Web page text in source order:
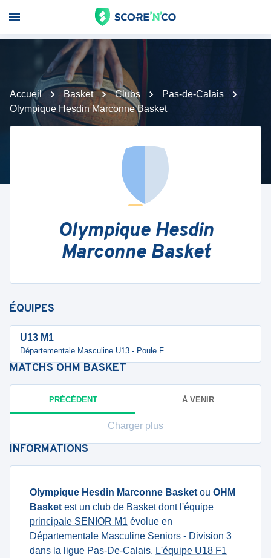
Accueil Basket Clubs
Pas-de-Calais
Olympique Hesdin Marconne Basket
Olympique Hesdin
Marconne Basket
ÉQUIPES
U13 M1
Départementale Masculine U13 - Poule F
MATCHS OHM BASKET
PRÉCÉDENT À VENIR
Charger plus
INFORMATIONS
Olympique Hesdin Marconne Basket ou OHM
Basket est un club de Basket dont l'équipe
principale SENIOR M1 évolue en
Départementale Masculine Seniors - Division 3
dans la ligue Pas-De-Calais. L'équipe U18 F1